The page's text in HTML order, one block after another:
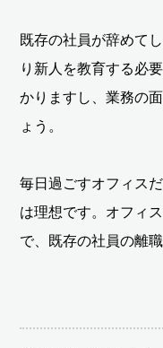
既存の社員が辞めて
り新人を教育する必
かりますし、業務の
ょう。
毎日過ごすオフィス
は理想です。オフィ
で、既存の社員の離